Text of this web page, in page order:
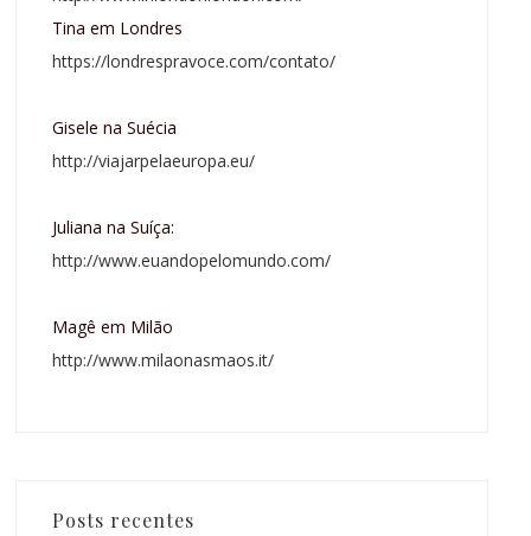
Tina em Londres
https://londrespravoce.com/contato/
Gisele na Suécia
http://viajarpelaeuropa.eu/
Juliana na Suíça:
http://www.euandopelomundo.com/
Magê em Milão
http://www.milaonasmaos.it/
Posts recentes